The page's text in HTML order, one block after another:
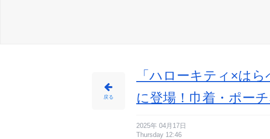
戻る
「ハローキティ×は
に登場！巾着・ポー
2025年 04月17日
Thursday 12:46